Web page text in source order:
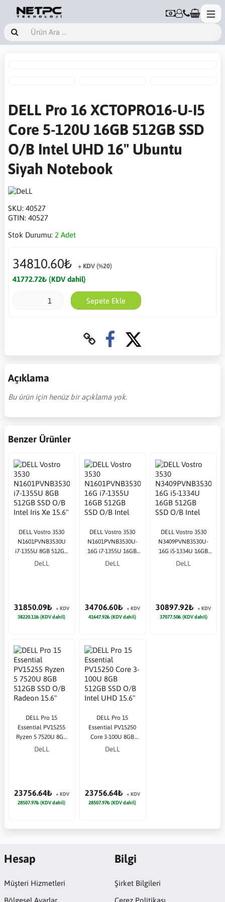
DELL Pro 16 XCTOPRO16-U-I5
Core 5-120U 16GB 512GB SSD
O/B Intel UHD 16" Ubuntu
Siyah Notebook
SKU: 40527
GTIN: 40527
Stok Durumu: 2 Adet
34810.60₺ + KDV (%20)
41772.72₺ (KDV dahil)
Sepete Ekle
Açıklama
Bu ürün için henüz bir açıklama yok.
Benzer Ürünler
DELL Vostro 3530
N1601PVNB3530U
i7-1355U 8GB 512GB
SSD O/B Intel Iris Xe
DeLL
31850.09₺
+ KDV
38220.11₺ (KDV dahil)
DELL Vostro 3530
N1601PVNB3530U-
16G i7-1355U 16GB
512GB SSD O/B Intel
DeLL
34706.60₺
+ KDV
41647.92₺ (KDV dahil)
DELL Vostro 3530
N3409PVNB3530U-
16G i5-1334U 16GB
512GB SSD O/B Intel
DeLL
30897.92₺
+ KDV
37077.50₺ (KDV dahil)
DELL Pro 15
Essential PV15255
Ryzen 5 7520U 8GB
512GB SSD O/B
DeLL
23756.64₺
+ KDV
28507.97₺ (KDV dahil)
DELL Pro 15
Essential PV15250
Core 3-100U 8GB
512GB SSD O/B Intel
DeLL
23756.64₺
+ KDV
28507.97₺ (KDV dahil)
Hesap
Müşteri Hizmetleri
Bilgi
Şirket Bilgileri